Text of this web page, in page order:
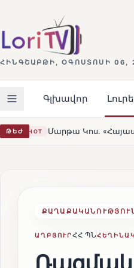
ՀԻՆԳՇԱԲԹԻ, ՕԳՈՍՏՈՍԻ 06,
Գլխավոր
ԹԵԺ ու ԵՄ-ն երբեք
ԱՂԲՅՈՒՐՀՀ ՊՆՀԵՂԻՆԱԿ